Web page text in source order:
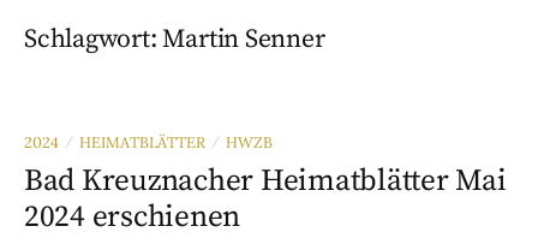
Schlagwort:Martin Senner
2024 / HEIMATBLÄTTER / HWZB
Bad Kreuznacher Heimatblätter Mai
2024 erschienen